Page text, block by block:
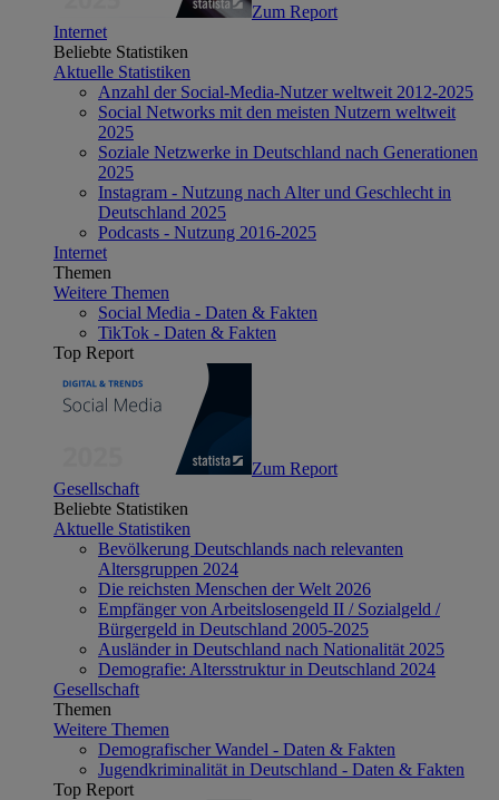
Zum Report
Internet
Beliebte Statistiken
Aktuelle Statistiken
Anzahl der Social-Media-Nutzer weltweit 2012-2025
Social Networks mit den meisten Nutzern weltweit
2025
Soziale Netzwerke in Deutschland nach Generationen
2025
Instagram - Nutzung nach Alter und Geschlecht in
Deutschland 2025
Podcasts - Nutzung 2016-2025
Internet
Themen
Weitere Themen
Social Media - Daten & Fakten
TikTok - Daten & Fakten
Top Report
Zum Report
Gesellschaft
Beliebte Statistiken
Aktuelle Statistiken
Bevölkerung Deutschlands nach relevanten
Altersgruppen 2024
Die reichsten Menschen der Welt 2026
Empfänger von Arbeitslosengeld II / Sozialgeld /
Bürgergeld in Deutschland 2005-2025
Ausländer in Deutschland nach Nationalität 2025
Demografie: Altersstruktur in Deutschland 2024
Gesellschaft
Themen
Weitere Themen
Demografischer Wandel - Daten & Fakten
Jugendkriminalität in Deutschland - Daten & Fakten
Top Report